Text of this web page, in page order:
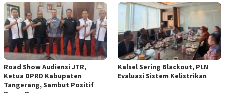
Road Show Audiensi JTR,
Ketua DPRD Kabupaten
Tangerang, Sambut Positif
Kalsel Sering Blackout, PLN
Evaluasi Sistem Kelistrikan